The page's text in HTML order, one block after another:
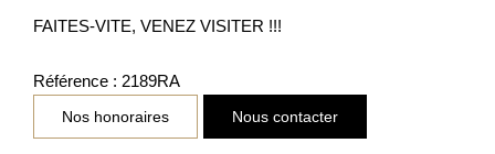
FAITES-VITE, VENEZ VISITER !!!
Référence : 2189RA
Nos honoraires Nous contacter